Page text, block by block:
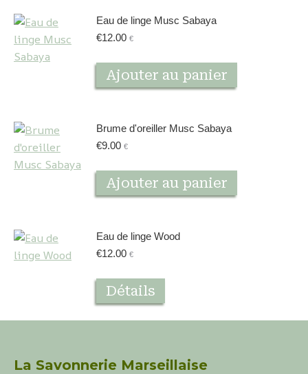
Eau de linge Musc Sabaya
€12.00 €
Ajouter au panier
Brume d'oreiller Musc Sabaya
€9.00 €
Ajouter au panier
Eau de linge Wood
€12.00 €
Détails
La Savonnerie Marseillaise